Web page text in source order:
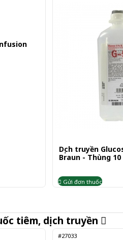
Dịch truyền
Braun - Thùng
Gửi đơn thuốc
tiêm, dịch truyền
#27033